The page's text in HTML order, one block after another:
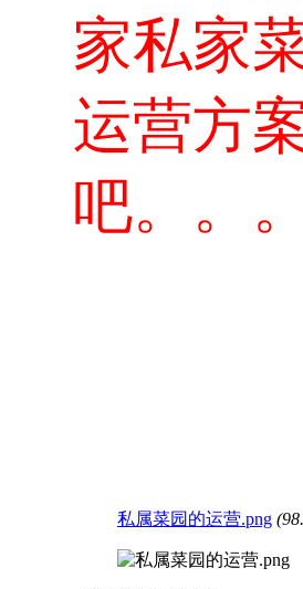
家私家
运营方
吧。。
私属菜园的运营.png